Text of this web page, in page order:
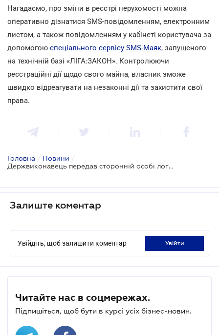
Нагадаємо, про зміни в реєстрі нерухомості можна
оперативно дізнатися SMS-повідомленням, електронним
листом, а також повідомленням у кабінеті користувача за
допомогою спеціального сервісу SMS-Маяк, запущеного
на технічній базі «ЛІГА:ЗАКОН». Контролюючи
реєстраційні дії щодо свого майна, власник зможе
швидко відреагувати на незаконні дії та захистити свої
права.
Головна / Новини /
Держвиконавець передав сторонній особі логін і пароль для доступу до Держреєстру прав на нерухомість
Залиште коментар
Увійдіть, щоб залишити коментар увійти
Читайте нас в соцмережах.
Підпишіться, щоб бути в курсі усіх бізнес-новин.